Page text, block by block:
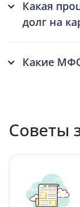
Какая
долг на
Какие
Советы